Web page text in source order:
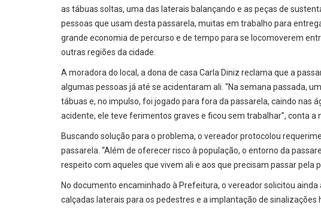
as tábuas soltas, uma das laterais balançando e as peças de
pessoas que usam desta passarela, muitas em trabalho para
grande economia de percurso e de tempo para se locomoverem
outras regiões da cidade.
A moradora do local, a dona de casa Carla Diniz reclama que a
algumas pessoas já até se acidentaram ali. “Na semana passada,
tábuas e, no impulso, foi jogado para fora da passarela, caindo nas
acidente, ele teve ferimentos graves e ficou sem trabalhar”, conta a
Buscando solução para o problema, o vereador protocolou
passarela. “Além de oferecer risco à população, o entorno da
respeito com aqueles que vivem ali e aos que precisam passar pela
No documento encaminhado à Prefeitura, o vereador solicitou
calçadas laterais para os pedestres e a implantação de